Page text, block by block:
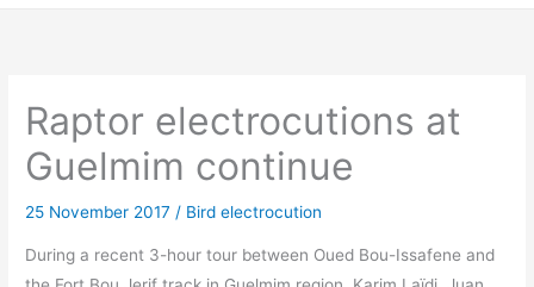
Raptor electrocutions at
Guelmim continue
25 November 2017/ Bird electrocution
During a recent 3-hour tour between Oued Bou-Issafene and